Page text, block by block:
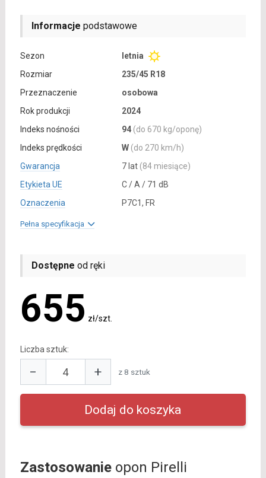
Informacje podstawowe
Sezon
letnia
Rozmiar
235/45 R18
Przeznaczenie
osobowa
Rok produkcji
2024
Indeks nośności
94 (do 670 kg/oponę)
Indeks prędkości
W (do 270 km/h)
Gwarancja
7 lat (84 miesiące)
Etykieta UE
C / A / 71 dB
Oznaczenia
P7C1, FR
Pełna specyfikacja
Dostępne od ręki
655 zł/szt.
Liczba sztuk:
− + z 8 sztuk
Zastosowanieopon Pirelli